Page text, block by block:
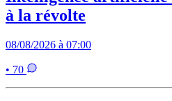
à la révolte
08/08/2026 à 07:00
• 70